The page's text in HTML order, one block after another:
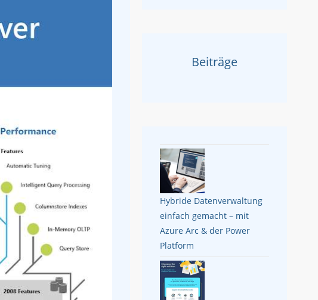
Beiträge
Hybride Datenverwaltung
einfach gemacht – mit
Azure Arc & der Power
Platform